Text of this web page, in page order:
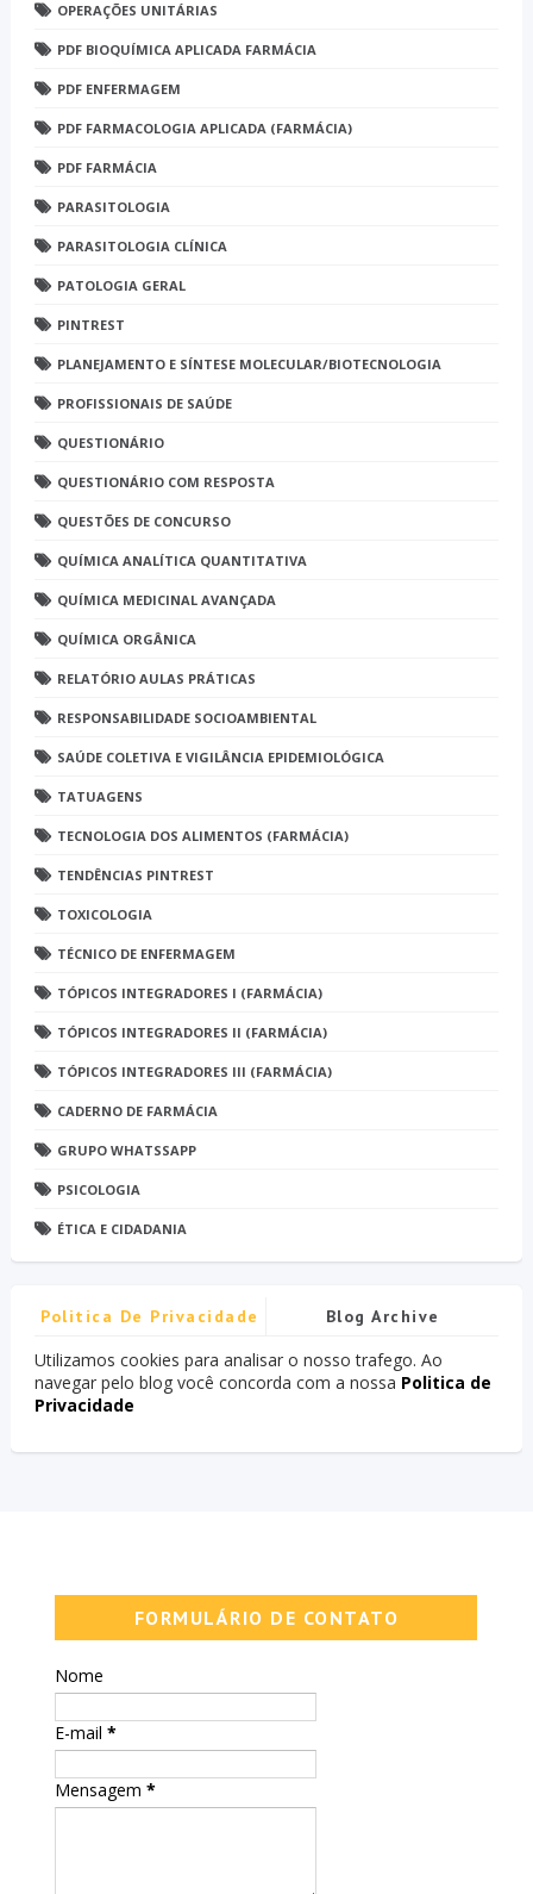
OPERAÇÕES UNITÁRIAS
PDF BIOQUÍMICA APLICADA FARMÁCIA
PDF ENFERMAGEM
PDF FARMACOLOGIA APLICADA (FARMÁCIA)
PDF FARMÁCIA
PARASITOLOGIA
PARASITOLOGIA CLÍNICA
PATOLOGIA GERAL
PINTREST
PLANEJAMENTO E SÍNTESE MOLECULAR/BIOTECNOLOGIA
PROFISSIONAIS DE SAÚDE
QUESTIONÁRIO
QUESTIONÁRIO COM RESPOSTA
QUESTÕES DE CONCURSO
QUÍMICA ANALÍTICA QUANTITATIVA
QUÍMICA MEDICINAL AVANÇADA
QUÍMICA ORGÂNICA
RELATÓRIO AULAS PRÁTICAS
RESPONSABILIDADE SOCIOAMBIENTAL
SAÚDE COLETIVA E VIGILÂNCIA EPIDEMIOLÓGICA
TATUAGENS
TECNOLOGIA DOS ALIMENTOS (FARMÁCIA)
TENDÊNCIAS PINTREST
TOXICOLOGIA
TÉCNICO DE ENFERMAGEM
TÓPICOS INTEGRADORES I (FARMÁCIA)
TÓPICOS INTEGRADORES II (FARMÁCIA)
TÓPICOS INTEGRADORES III (FARMÁCIA)
CADERNO DE FARMÁCIA
GRUPO WHATSSAPP
PSICOLOGIA
ÉTICA E CIDADANIA
Politica De Privacidade Blog Archive
Utilizamos cookies para analisar o nosso trafego. Ao
navegar pelo blog você concorda com a nossa Politica de
Privacidade
FORMULÁRIO DE CONTATO
Nome
E-mail*
Mensagem*